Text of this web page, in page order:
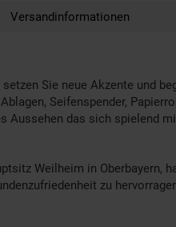
Versandinformationen
Sie neue Akzente und
Seifenspender,
Aussehen das sich spielend
Weilheim in
zu